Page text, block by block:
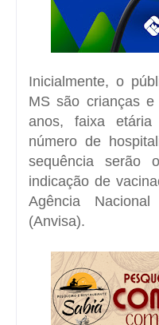
Inicialmente, o
MS são crianças
anos, faixa
número de
sequência serão
indicação de
Agência
(Anvisa).